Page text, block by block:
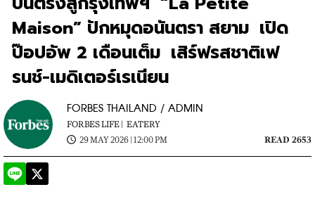
Maison” ปักหมุดอนันตรา สยาม เปิด
ป๊อปอัพ 2 เดือนเต็ม เสิร์ฟรสชาติเฟ
รนช์-เมดิเตอร์เรเนียน
FORBES THAILAND / ADMIN
FORBES LIFE | EATERY
29 MAY 2026 | 12:00 PM
READ 2653